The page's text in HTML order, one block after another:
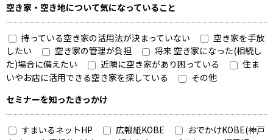
空き家・空き地について気になっていること
持っている空き家の活用法が決まっていない
空き家を手放
したい
空き家の管理が負担
将来 空き家になった(相続し
た)場合に備えたい
近隣に空き家があり困っている
住ま
いやお店に活用できる空き家を探している
その他
セミナーを知ったきっかけ
すまいるネットHP 広報紙KOBE
おでかけKOBE(神戸